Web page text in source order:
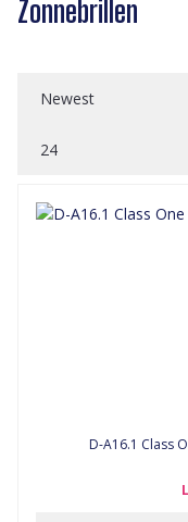
Zonnebrillen
D-A16.1 Class